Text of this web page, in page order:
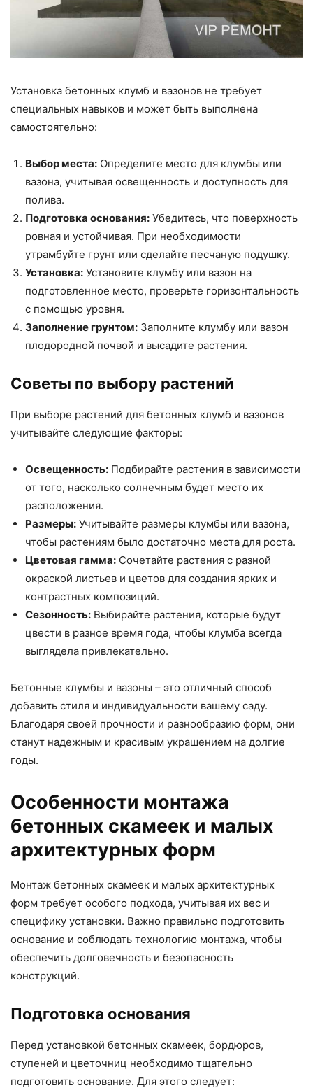
Установка бетонных клумб и вазонов не требует
специальных навыков и может быть выполнена
самостоятельно:
Выбор места: Определите место для клумбы или
вазона, учитывая освещенность и доступность для
полива.
Подготовка основания: Убедитесь, что поверхность
ровная и устойчивая. При необходимости
утрамбуйте грунт или сделайте песчаную подушку.
Установка: Установите клумбу или вазон на
подготовленное место, проверьте горизонтальность
с помощью уровня.
Заполнение грунтом: Заполните клумбу или вазон
плодородной почвой и высадите растения.
Советы по выбору растений
При выборе растений для бетонных клумб и вазонов
учитывайте следующие факторы:
Освещенность: Подбирайте растения в зависимости
от того, насколько солнечным будет место их
расположения.
Размеры: Учитывайте размеры клумбы или вазона,
чтобы растениям было достаточно места для роста.
Цветовая гамма: Сочетайте растения с разной
окраской листьев и цветов для создания ярких и
контрастных композиций.
Сезонность: Выбирайте растения, которые будут
цвести в разное время года, чтобы клумба всегда
выглядела привлекательно.
Бетонные клумбы и вазоны – это отличный способ
добавить стиля и индивидуальности вашему саду.
Благодаря своей прочности и разнообразию форм, они
станут надежным и красивым украшением на долгие
годы.
Особенности монтажа
бетонных скамеек и малых
архитектурных форм
Монтаж бетонных скамеек и малых архитектурных
форм требует особого подхода, учитывая их вес и
специфику установки. Важно правильно подготовить
основание и соблюдать технологию монтажа, чтобы
обеспечить долговечность и безопасность
конструкций.
Подготовка основания
Перед установкой бетонных скамеек, бордюров,
ступеней и цветочниц необходимо тщательно
подготовить основание. Для этого следует: